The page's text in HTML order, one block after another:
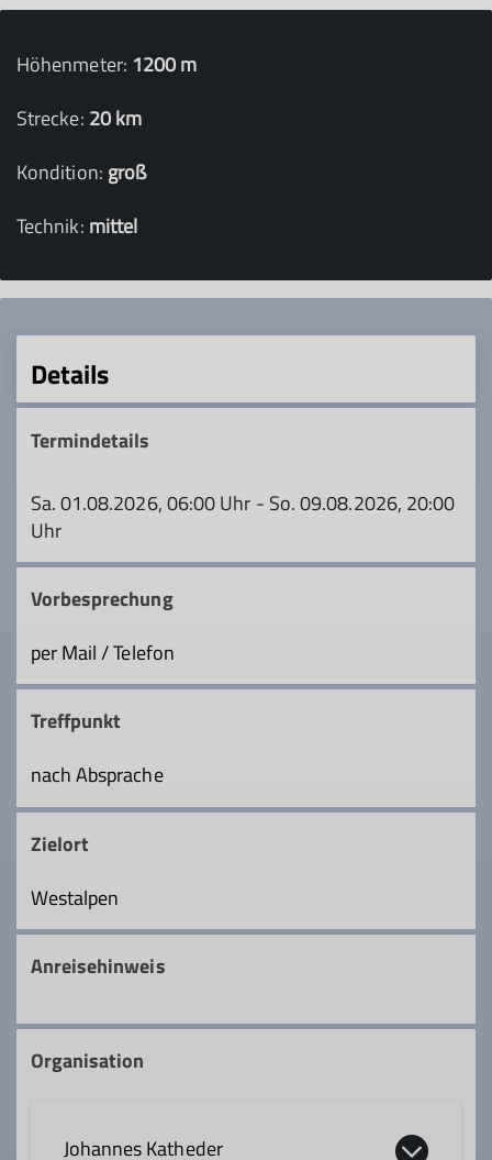
Höhenmeter: 1200 m
Strecke: 20 km
Kondition: groß
Technik: mittel
Details
Termindetails
Sa. 01.08.2026, 06:00 Uhr - So. 09.08.2026, 20:00
Uhr
Vorbesprechung
per Mail / Telefon
Treffpunkt
nach Absprache
Zielort
Westalpen
Anreisehinweis
Organisation
Johannes Katheder